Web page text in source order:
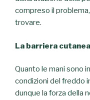
compreso il
trovare.
La barriera
Quanto le mani sono
condizioni del freddo
dunque la forza della